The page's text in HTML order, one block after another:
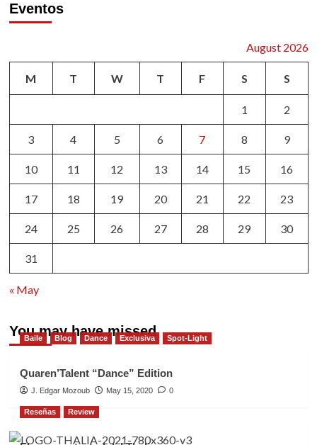
Eventos
August 2026
M T W T F S S
1 2
3 4 5 6 7 8 9
10 11 12 13 14 15 16
17 18 19 20 21 22 23
24 25 26 27 28 29 30
31
« May
You may have missed
Baile Blog Dance Exclusiva Spot-Light
Quaren’Talent “Dance” Edition
J. Edgar Mozoub May 15, 2020 0
Reseñas Review